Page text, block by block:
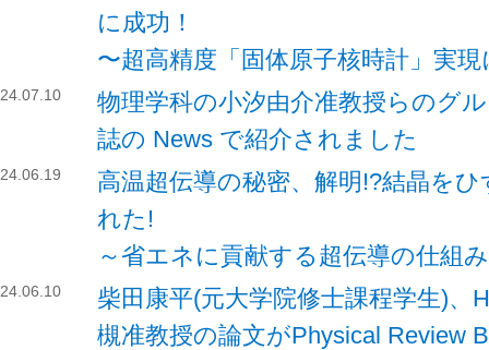
に成功！
〜超高精度「固体原子核時計」実
24.07.10
物理学科の小汐由介准教授らのグ
誌の News で紹介されました
24.06.19
高温超伝導の秘密、解明!?結晶を
れた!
～省エネに貢献する超伝導の仕組
24.06.10
柴田康平(元大学院修士課程学生)、
槻准教授の論文がPhysical Review